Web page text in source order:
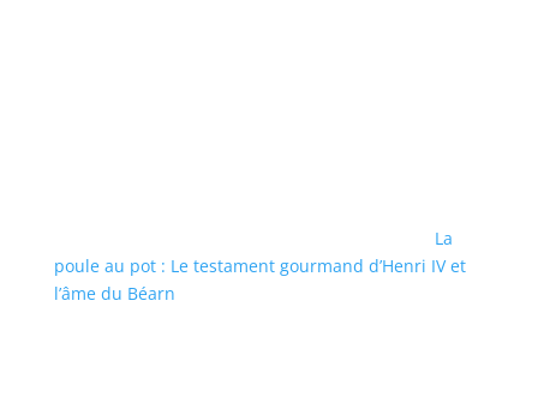
La
poule au pot : Le testament gourmand d’Henri IV et
l’âme du Béarn